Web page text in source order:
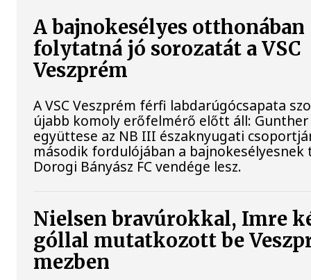
A bajnokesélyes otthonában
folytatná jó sorozatát a VSC
Veszprém
A VSC Veszprém férfi labdarúgócsapata
újabb komoly erőfelmérő előtt áll:
együttese az NB III északnyugati
második fordulójában a
Dorogi Bányász FC vendége lesz.
Nielsen bravúrokkal, Imre
góllal mutatkozott be
mezben